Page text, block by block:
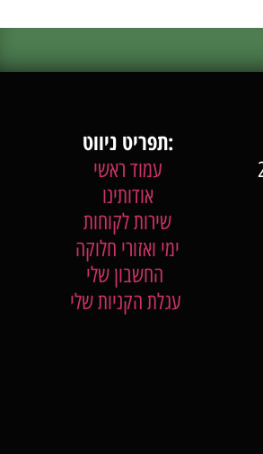
תפריט ניווט:
עמוד ראשי
אודותינו
שירות לקוחות
ימי ואזורי חלוקה
עגלת הקניות שלי